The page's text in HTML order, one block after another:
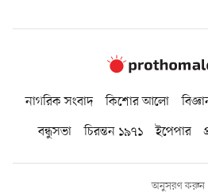
নাগরিক সংবাদ কিশোর আলো
বন্ধুসভা
চিরন্তন ১৯৭১ ইপেপার
অনুসরণ করুন